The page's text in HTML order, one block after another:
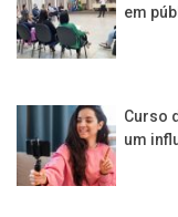
em
Curso
um